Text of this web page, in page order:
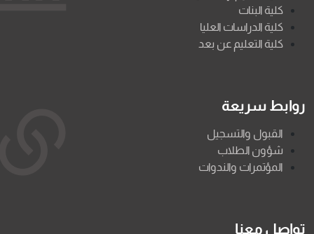
كلية البنات
كلية الدراسات العليا
كلية التعليم عن بعد
روابط سريعة
القبول والتسجيل
شؤون الطلاب
المؤتمرات والندوات
تواصل معنا